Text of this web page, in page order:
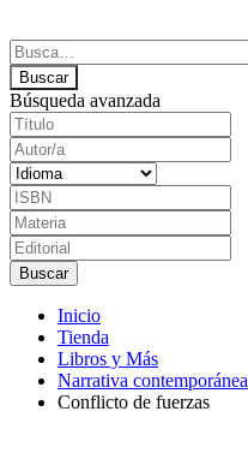
Búsqueda avanzada
Inicio
Tienda
Libros y Más
Narrativa contemporánea
Conflicto de fuerzas